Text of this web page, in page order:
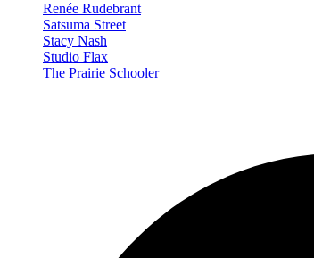
Renée Rudebrant
Satsuma Street
Stacy Nash
Studio Flax
The Prairie Schooler